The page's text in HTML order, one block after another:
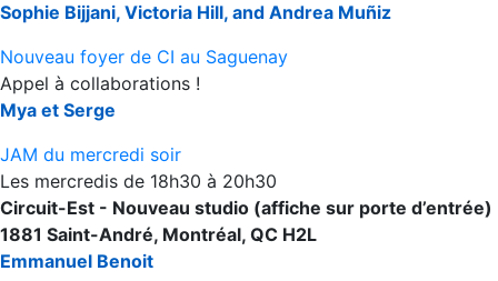
Sophie Bijjani, Victoria Hill, and Andrea Muñiz
Nouveau foyer de CI au Saguenay
Appel à collaborations !
Mya et Serge
JAM du mercredi soir
Les mercredis de 18h30 à 20h30
Circuit-Est - Nouveau studio (affiche sur porte d’entrée)
1881 Saint-André, Montréal, QC H2L
Emmanuel Benoit